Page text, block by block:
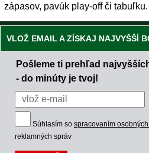
zápasov, pavúk play-off či tabuľku.
VLOŽ EMAIL A ZÍSKAJ NAJVYŠŠÍ
Pošleme ti prehľad
- do minúty je tvoj!
Súhlasím so spracovaním
reklamných správ